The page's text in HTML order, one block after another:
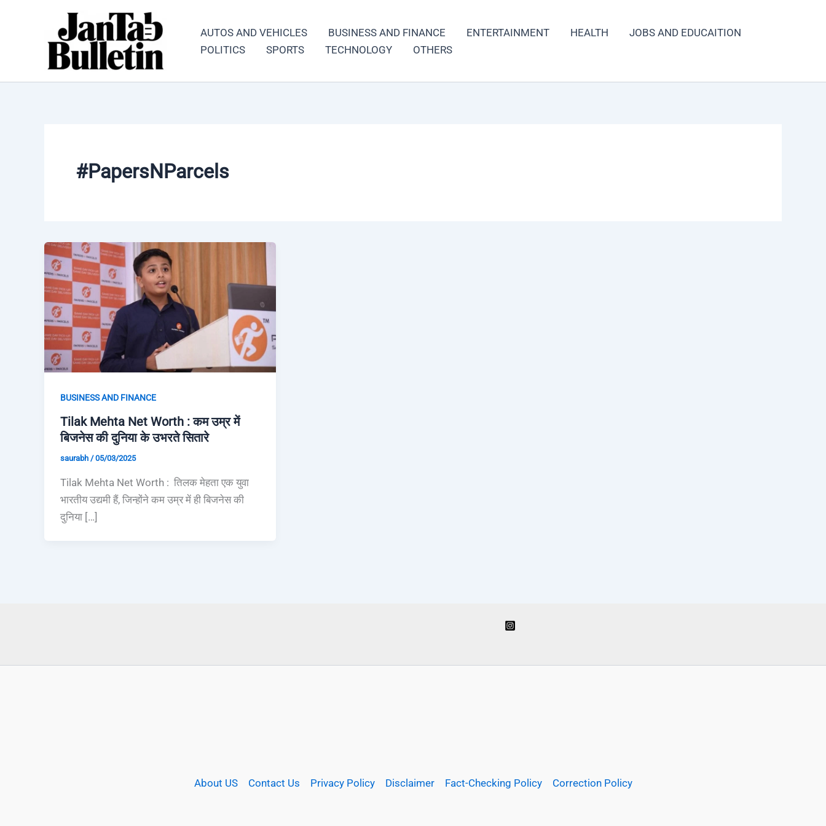
AUTOS AND VEHICLES BUSINESS AND FINANCE ENTERTAINMENT HEALTH
JOBS AND EDUCAITION
POLITICS
SPORTS TECHNOLOGY OTHERS
#PapersNParcels
BUSINESS AND FINANCE
Tilak Mehta Net Worth : कम उम्र में
बिजनेस की दुनिया के उभरते सितारे
saurabh /05/03/2025
Tilak Mehta Net Worth : तिलक मेहता एक युवा
भारतीय उद्यमी हैं, जिन्होंने कम उम्र में ही बिजनेस की
दुनिया […]
About US Contact Us Privacy Policy Disclaimer Fact-Checking Policy Correction Policy